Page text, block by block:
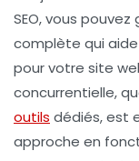
SEO, vous pouvez
complète qui
pour votre site
concurrentielle,
outils dédiés, est
approche en